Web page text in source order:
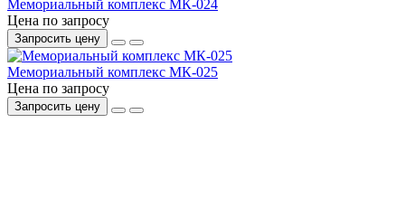
Мемориальный комплекс МК-024
Цена по запросу
Запросить цену
Мемориальный комплекс МК-025
Цена по запросу
Запросить цену